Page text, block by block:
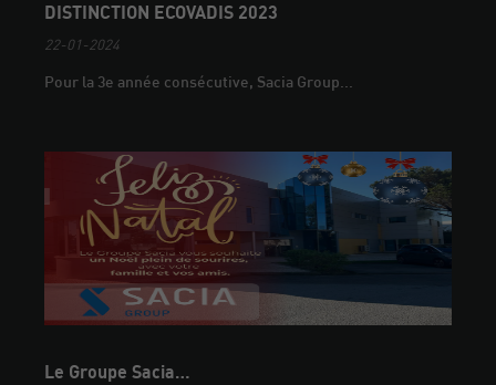
DISTINCTION ECOVADIS 2023
22-01-2024
Pour la 3e année consécutive, Sacia Group...
Le Groupe Sacia…